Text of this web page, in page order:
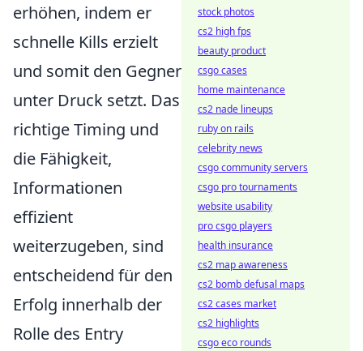
erhöhen, indem er
schnelle Kills erzielt
und somit den Gegner
unter Druck setzt. Das
richtige Timing und
die Fähigkeit,
Informationen
effizient
weiterzugeben, sind
entscheidend für den
Erfolg innerhalb der
Rolle des Entry
stock photos
cs2 high fps
beauty product
csgo cases
home maintenance
cs2 nade lineups
ruby on rails
celebrity news
csgo community servers
csgo pro tournaments
website usability
pro csgo players
health insurance
cs2 map awareness
cs2 bomb defusal maps
cs2 cases market
cs2 highlights
csgo eco rounds